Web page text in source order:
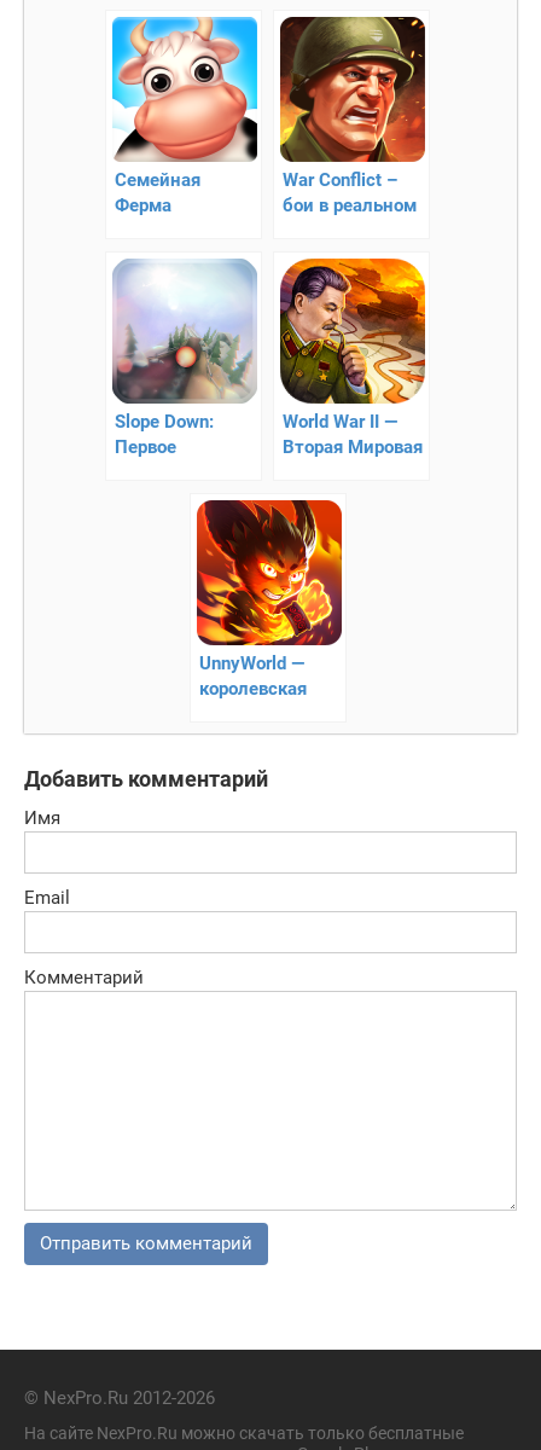
Семейная
Ферма
War Conflict –
бои в реальном
Slope Down:
Первое
World War II —
Вторая Мировая
стратегия в
реальном
времени
UnnyWorld —
королевская
Добавить комментарий
Имя
Email
Комментарий
© NexPro.Ru 2012-2026
На сайте NexPro.Ru можно скачать только бесплатные